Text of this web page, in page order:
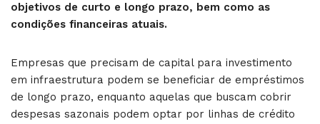
objetivos de curto e longo prazo, bem como as
condições financeiras atuais.
Empresas que precisam de capital para investimento
em infraestrutura podem se beneficiar de empréstimos
de longo prazo, enquanto aquelas que buscam cobrir
despesas sazonais podem optar por linhas de crédito